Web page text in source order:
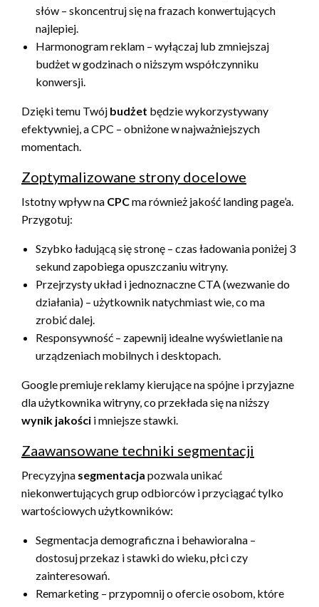
słów – skoncentruj się na frazach konwertujących
najlepiej.
Harmonogram reklam – wyłączaj lub zmniejszaj
budżet w godzinach o niższym współczynniku
konwersji.
Dzięki temu Twój budżet będzie wykorzystywany
efektywniej, a CPC – obniżone w najważniejszych
momentach.
Zoptymalizowane strony docelowe
Istotny wpływ na CPCma również jakość landing page’a.
Przygotuj:
Szybko ładującą się stronę – czas ładowania poniżej 3
sekund zapobiega opuszczaniu witryny.
Przejrzysty układ i jednoznaczne CTA (wezwanie do
działania) – użytkownik natychmiast wie, co ma
zrobić dalej.
Responsywność – zapewnij idealne wyświetlanie na
urządzeniach mobilnych i desktopach.
Google premiuje reklamy kierujące na spójne i przyjazne
dla użytkownika witryny, co przekłada się na niższy
wynik jakości i mniejsze stawki.
Zaawansowane techniki segmentacji
Precyzyjna segmentacja pozwala unikać
niekonwertujących grup odbiorców i przyciągać tylko
wartościowych użytkowników:
Segmentacja demograficzna i behawioralna –
dostosuj przekaz i stawki do wieku, płci czy
zainteresowań.
Remarketing – przypomnij o ofercie osobom, które